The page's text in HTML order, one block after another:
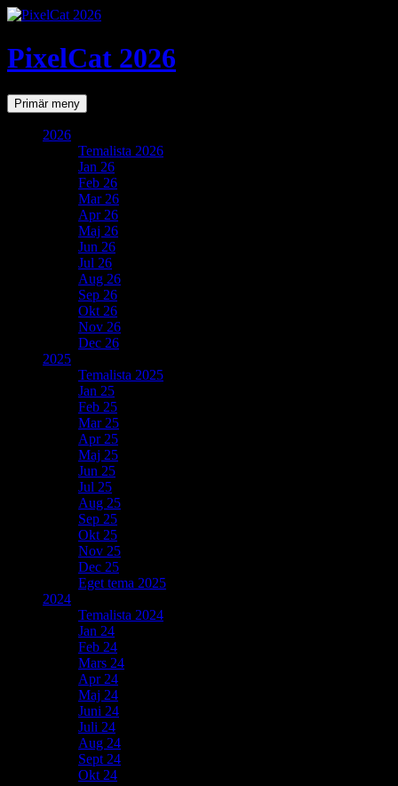
PixelCat 2026
SökPrimär meny Gå
till
2026
Temalista 2026
Jan 26
Feb 26
Mar 26
Apr 26
Maj 26
Jun 26
Jul 26
Aug 26
Sep 26
Okt 26
Nov 26
Dec 26
2025
Temalista 2025
Jan 25
Feb 25
Mar 25
Apr 25
Maj 25
Jun 25
Jul 25
Aug 25
Sep 25
Okt 25
Nov 25
Dec 25
Eget tema 2025
2024
Temalista 2024
Jan 24
Feb 24
Mars 24
Apr 24
Maj 24
Juni 24
Juli 24
Aug 24
Sept 24
Okt 24